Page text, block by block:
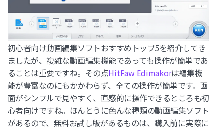
初心者向け動画編集ソフトおすすめトップ5を紹介してき
ましたが、複雑な動画編集機能であっても操作が簡単であ
ることは重要ですね。その点HitPaw Edimakorは編集機
能が豊富なのにもかかわらず、全ての操作が簡単です。画
面がシンプルで見やすく、直感的に操作できるところも初
心者向けですね。ほんとうに色んな種類の動画編集ソフト
があるので、無料お試し版があるものは、購入前に実際に